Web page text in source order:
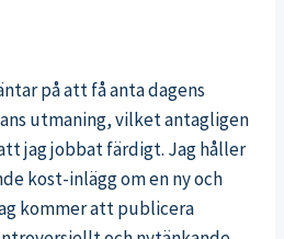
på att få anta dagens
utmaning, vilket antagligen
jag jobbat färdigt. Jag håller
kost-inlägg om en ny och
kommer att publicera